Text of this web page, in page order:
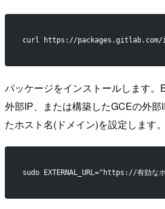
curl https://
パッケージをインストールします
外部IP、または構築したGCEの外
たホスト名(ドメイン)を設定します。
sudo EXTERNAL_URL="https://有